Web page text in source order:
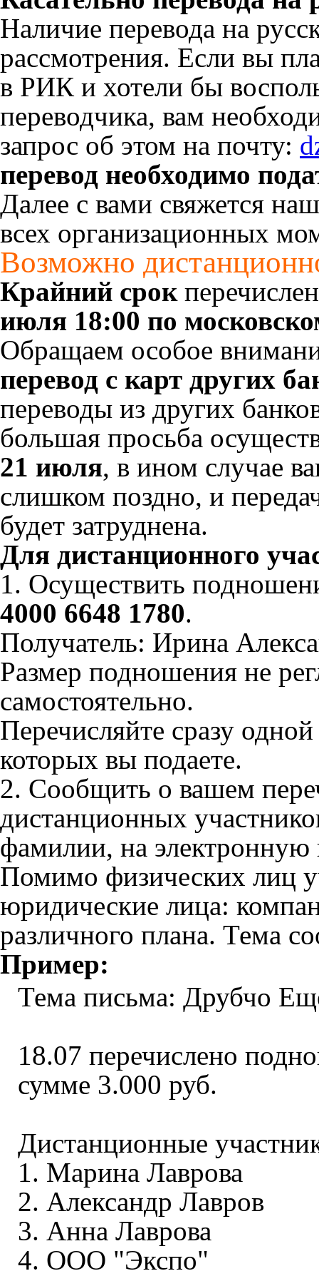
Наличие перевода на
рассмотрения. Если вы
в РИК и хотели бы
переводчика, вам
запрос об этом на почту:
перевод необходимо
Далее с вами свяжется
всех организационных
Возможно
Крайний срок
июля 18:00 по
Обращаем особое
перевод с карт других
переводы из других
большая просьба
21 июля, в ином случае
слишком поздно, и
будет затруднена.
Для дистанционного
1. Осуществить
4000 6648 1780.
Получатель: Ирина
Размер подношения не
самостоятельно.
Перечисляйте сразу
которых вы подаете.
2. Сообщить о вашем
дистанционных
фамилии, на
Помимо физических лиц
юридические лица:
различного плана. Тема
Пример:
Тема письма: Друбчо
18.07 перечислено
сумме 3.000 руб.
Дистанционные
1. Марина Лаврова
2. Александр Лавров
3. Анна Лаврова
4. ООО "Экспо"